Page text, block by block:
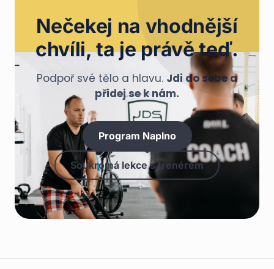
oblečené fitnesky. Prostě místo, které tě bude
bavit.
Nečekej na vhodnější
chvíli, ta je právě teď.
Podpoř své tělo a hlavu. Jdi do sebe a
přidej se k nám.
Program Naplno
Soukromá lekce s trenérem